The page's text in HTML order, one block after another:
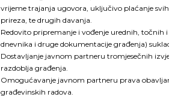
vrijeme trajanja ugovora, uključivo plaćanje svih
prireza, te drugih davanja.
Redovito pripremanje i vođenje urednih, točnih i
dnevnika i druge dokumentacije građenja)
Dostavljanje javnom partneru tromjesečnih
razdoblja građenja.
Omogućavanje javnom partneru prava obavljanja
građevinskih radova.